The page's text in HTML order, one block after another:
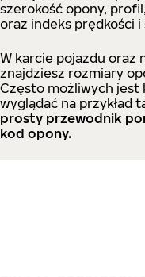
szerokość opony,
oraz indeks prędkości
W karcie pojazdu oraz
znajdziesz rozmiary
Często możliwych jest
wyglądać na przykład
prosty przewodnik
kod opony.